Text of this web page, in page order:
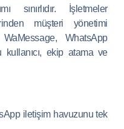
sınırlıdır. İşletmeler
müşteri yönetimi
WhatsApp
kullanıcı, ekip atama ve
iletişim havuzunu tek